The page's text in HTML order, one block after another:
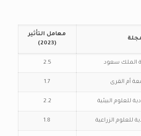
معامل التأثير
(2023)
الملك سعود 2.5
أم القرى 1.7
للعلوم البيئية 2.2
للعلوم الزراعية 1.8